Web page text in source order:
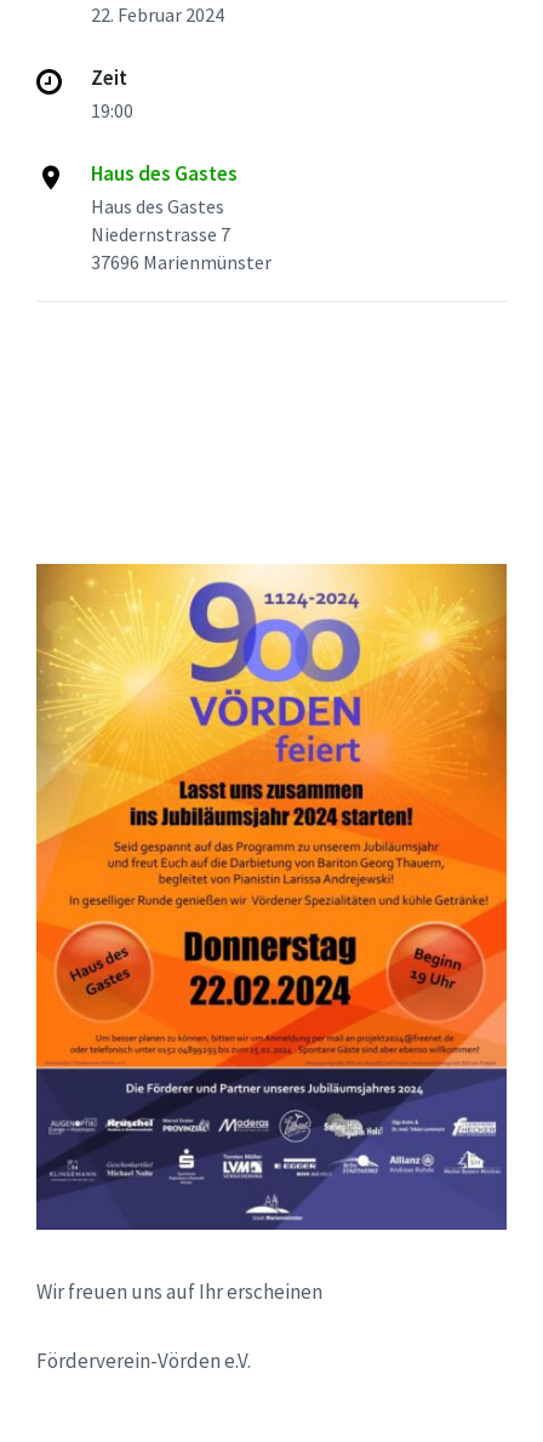
22. Februar 2024
Zeit
19:00
Haus des Gastes
Haus des Gastes
Niedernstrasse 7
37696 Marienmünster
Wir freuen uns auf Ihr erscheinen
Förderverein-Vörden e.V.